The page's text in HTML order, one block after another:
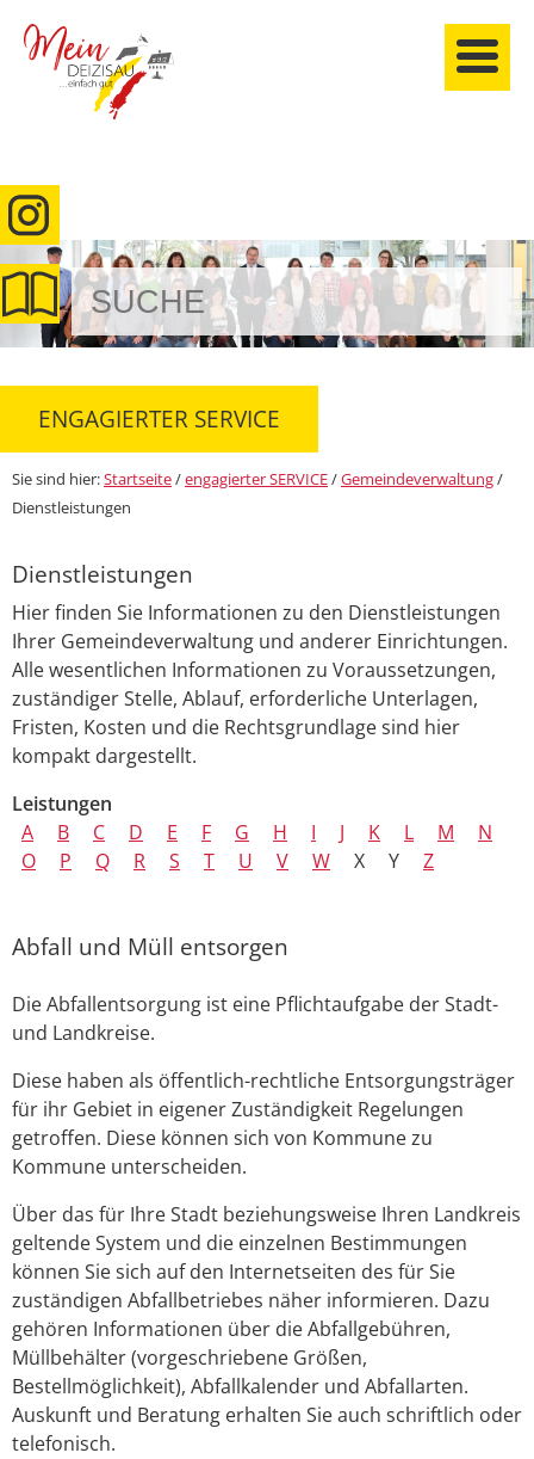
anmelden
ENGAGIERTER SERVICE
Sie sind hier:Startseite/engagierter SERVICE/Gemeindeverwaltung/
Dienstleistungen
Dienstleistungen
Hier finden Sie Informationen zu den Dienstleistungen
Ihrer Gemeindeverwaltung und anderer Einrichtungen.
Alle wesentlichen Informationen zu Voraussetzungen,
zuständiger Stelle, Ablauf, erforderliche Unterlagen,
Fristen, Kosten und die Rechtsgrundlage sind hier
kompakt dargestellt.
Leistungen
A
B C D E F G H I J K L M
N
O
P Q R S T U V W X Y Z
Abfall und Müll entsorgen
Die Abfallentsorgung ist eine Pflichtaufgabe der Stadt-
und Landkreise.
Diese haben als öffentlich-rechtliche Entsorgungsträger
für ihr Gebiet in eigener Zuständigkeit Regelungen
getroffen. Diese können sich von Kommune zu
Kommune unterscheiden.
Über das für Ihre Stadt beziehungsweise Ihren Landkreis
geltende System und die einzelnen Bestimmungen
können Sie sich auf den Internetseiten des für Sie
zuständigen Abfallbetriebes näher informieren. Dazu
gehören Informationen über die Abfallgebühren,
Müllbehälter (vorgeschriebene Größen,
Bestellmöglichkeit), Abfallkalender und Abfallarten.
Auskunft und Beratung erhalten Sie auch schriftlich oder
telefonisch.